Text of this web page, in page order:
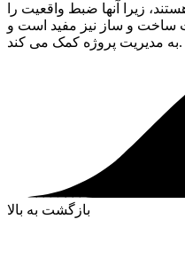
زیرا آنها ضبط واقعیت را
ساخت و ساز نیز مفید است و
به مدیریت پروژه کمک می کند.
بازگشت به بالا